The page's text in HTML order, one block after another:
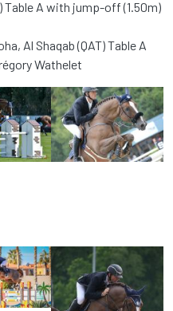
Table A with jump-off (1.50m)
Al Shaqab (QAT) Table A
Wathelet